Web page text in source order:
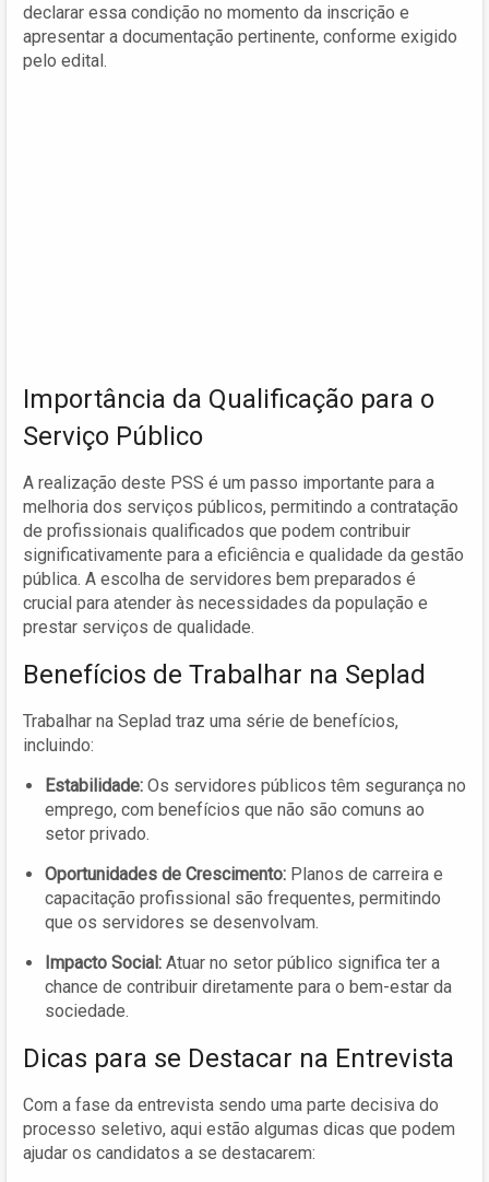
declarar essa condição no momento da inscrição e
apresentar a documentação pertinente, conforme exigido
pelo edital.
Importância da Qualificação para o
Serviço Público
A realização deste PSS é um passo importante para a
melhoria dos serviços públicos, permitindo a contratação
de profissionais qualificados que podem contribuir
significativamente para a eficiência e qualidade da gestão
pública. A escolha de servidores bem preparados é
crucial para atender às necessidades da população e
prestar serviços de qualidade.
Benefícios de Trabalhar na Seplad
Trabalhar na Seplad traz uma série de benefícios,
incluindo:
Estabilidade: Os servidores públicos têm segurança no
emprego, com benefícios que não são comuns ao
setor privado.
Oportunidades de Crescimento: Planos de carreira e
capacitação profissional são frequentes, permitindo
que os servidores se desenvolvam.
Impacto Social: Atuar no setor público significa ter a
chance de contribuir diretamente para o bem-estar da
sociedade.
Dicas para se Destacar na Entrevista
Com a fase da entrevista sendo uma parte decisiva do
processo seletivo, aqui estão algumas dicas que podem
ajudar os candidatos a se destacarem: